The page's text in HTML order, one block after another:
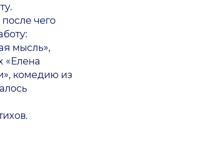
чего
мысль»,
«Елена
комедию из